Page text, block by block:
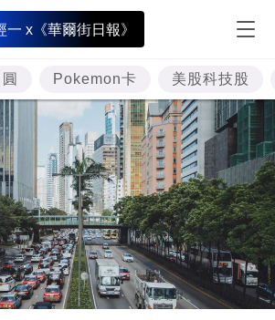
一 x《華爾街日報》
Pokemon卡 美股科技股